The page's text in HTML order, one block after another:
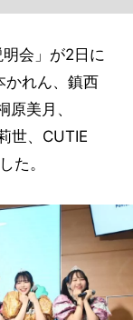
会」が2日に
かれん、鎮西
美月、
世、CUTIE
た。